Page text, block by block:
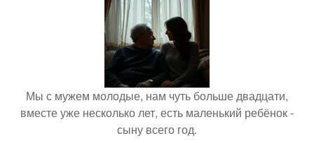
Мы с мужем молодые, нам чуть больше двадцати,
вместе уже несколько лет, есть маленький ребёнок -
сыну всего год.